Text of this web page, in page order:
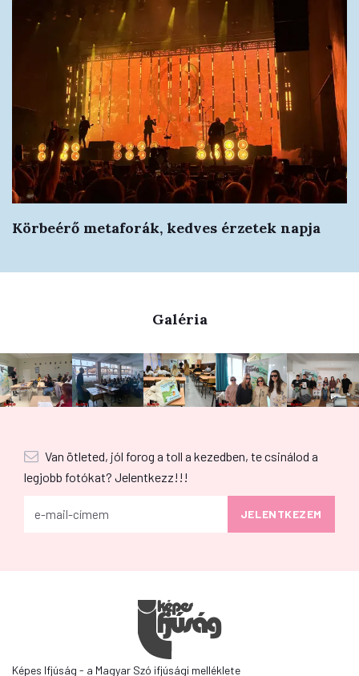
Körbeérő metaforák, kedves érzetek napja
Galéria
Van ötleted, jól forog a toll a kezedben, te csinálod a
legjobb fotókat? Jelentkezz!!!
Képes Ifjúság - a Magyar Szó ifjúsági melléklete